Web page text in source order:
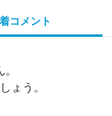
コメント
ょう。